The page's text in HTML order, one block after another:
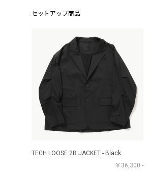
セットアップ商品
TECH LOOSE 2B JACKET - Black
￥36,300 -